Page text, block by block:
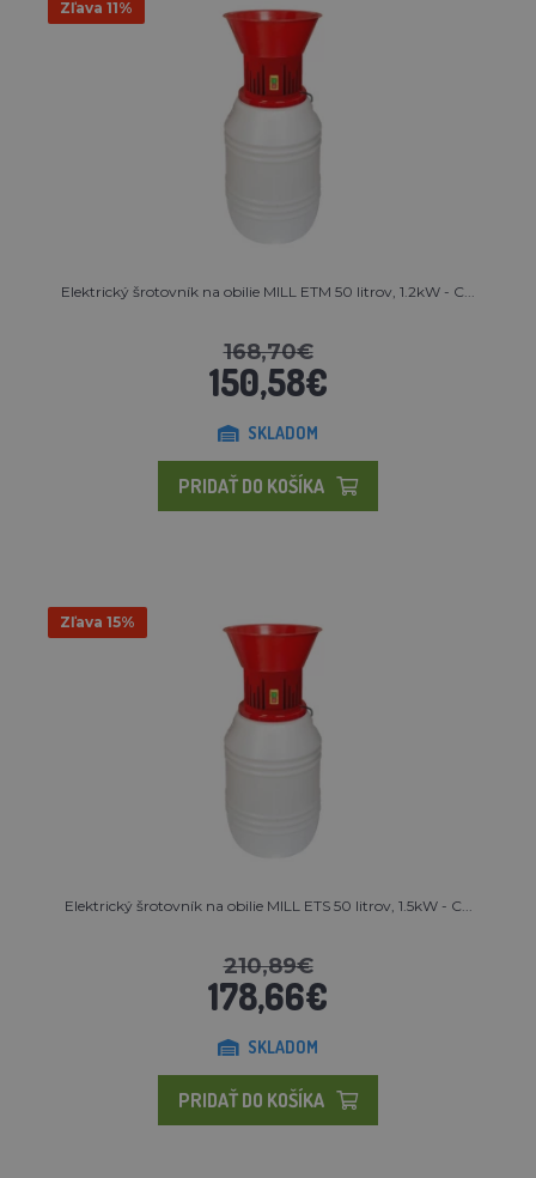
Zľava 11%
Elektrický šrotovník na obilie MILL ETM 50 litrov, 1.2kW - C...
168,70€
150,58€
SKLADOM
PRIDAŤ DO KOŠÍKA
Zľava 15%
Elektrický šrotovník na obilie MILL ETS 50 litrov, 1.5kW - C...
210,89€
178,66€
SKLADOM
PRIDAŤ DO KOŠÍKA